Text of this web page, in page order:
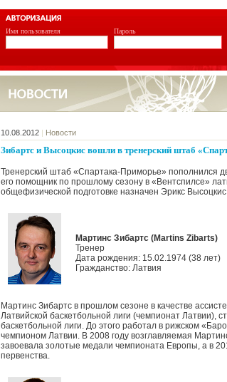
Имя пользователя Пароль
10.08.2012 | Новости
Зибартс и Высоцкис вошли в тренерский штаб
Тренерский штаб «Спартака-Приморье» пополнился
его помощник по прошлому сезону в «Вентспилсе»
общефизической подготовке назначен Эрикс
Мартинс Зибартс (Martins Zibarts)
Тренер
Дата рождения: 15.02.1974 (38 лет)
Гражданство: Латвия
Мартинс Зибартс в прошлом сезоне в качестве
Латвийской баскетбольной лиги (чемпионат Латвии),
баскетбольной лиги. До этого работал в рижском
чемпионом Латвии. В 2008 году возглавляемая
завоевала золотые медали чемпионата Европы, а в
первенства.